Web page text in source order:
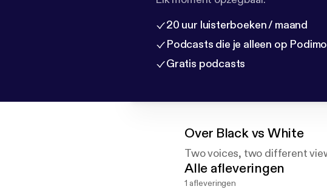
20 uur luisterboeken / maand
Podcasts die je alleen op
Gratis podcasts
Over Black vs White
Two voices, two different
Alle afleveringen
1 afleveringen